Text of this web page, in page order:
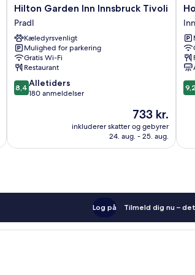
Hilton
Garden
Inn
Innsbruck
Tivoli
Pradl
Hilton Garden Inn Innsbruck Tivoli
Pradl
Kæledyrsvenligt
Mulighed for parkering
Gratis Wi-Fi
Restaurant
8.4
ud
anmeldelser
8,4 Alletiders
180 anmeldelser
Prisen
er
733 kr.
733 kr.
inkluderer skatter og gebyrer
24. aug. - 25. aug.
9.2
ud
9,2
Log på Tilmeld dig nu –